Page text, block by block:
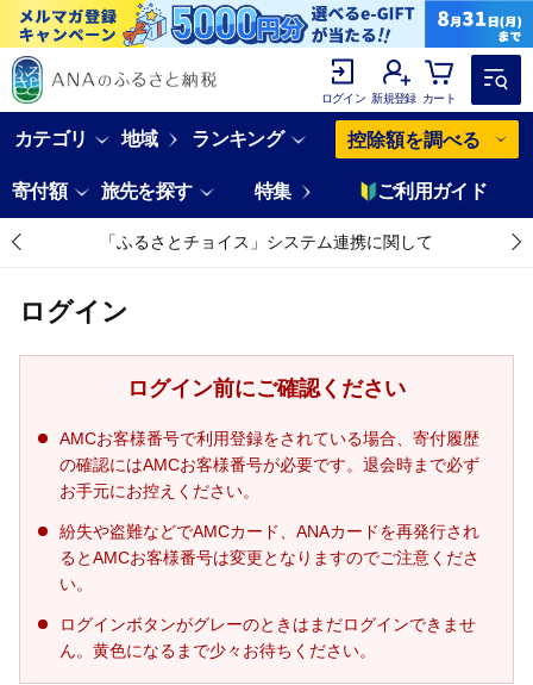
ログイン 新規登録 カート
カテゴリ 地域 ランキング 控除額を調べる
寄付額 旅先を探す 特集 ご利用ガイド
「ふるさとチョイス」システム連携に関して
ログイン
ログイン前にご確認ください
AMCお客様番号で利用登録をされている場合、寄付履歴
の確認にはAMCお客様番号が必要です。退会時まで必ず
お手元にお控えください。
紛失や盗難などでAMCカード、ANAカードを再発行され
るとAMCお客様番号は変更となりますのでご注意くださ
い。
ログインボタンがグレーのときはまだログインできませ
ん。黄色になるまで少々お待ちください。